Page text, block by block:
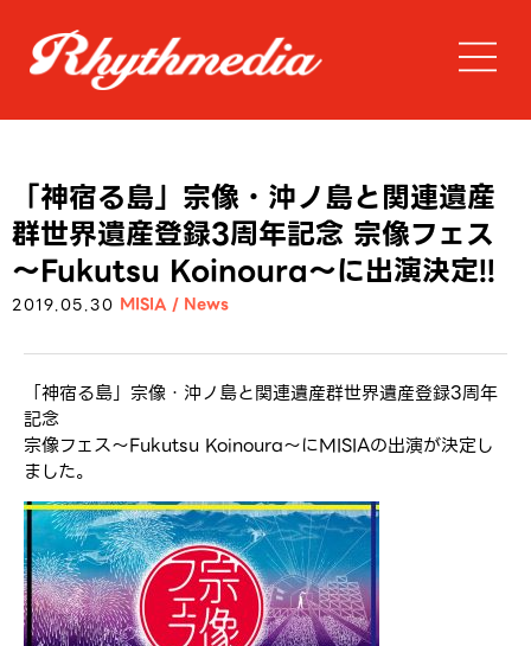
「神宿る島」宗像・沖ノ島と関連遺産
群世界遺産登録3周年記念 宗像フェス
～Fukutsu Koinoura～に出演決定!!
2019.05.30 MISIA/ News
「神宿る島」宗像・沖ノ島と関連遺産群世界遺産登録3周年
記念
宗像フェス～Fukutsu Koinoura～にMISIAの出演が決定し
ました。